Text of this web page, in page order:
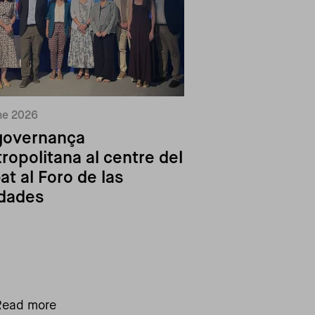
2026
al centre del
al Foro de las
more